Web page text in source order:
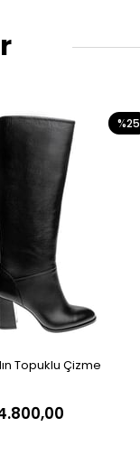
Topuklu Çizme
%25